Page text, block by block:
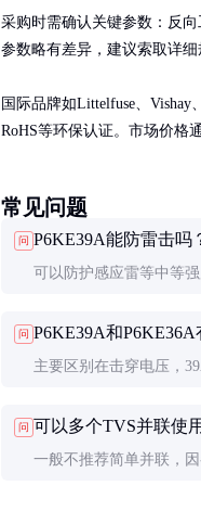
采购时需确认关键参数：反
参数略有差异，建议索取详细
国际品牌如Littelfuse、
RoHS等环保认证。市场价格
常见问题
问 P6KE39A能防雷击吗
可以防护感应雷等中等
其8/20μs波形下的通流能
问 P6KE39A和P6KE36A
主要区别在击穿电压，
电路正常工作电压。
问 可以多个TVS并联使
一般不推荐简单并联，